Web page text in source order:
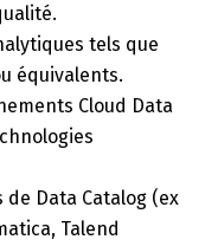
tels que
équivalents.
Cloud Data
Data Catalog (ex
Talend